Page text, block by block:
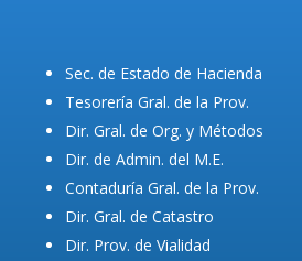
Sec. de Estado de Hacienda
Tesorería Gral. de la Prov.
Dir. Gral. de Org. y Métodos
Dir. de Admin. del M.E.
Contaduría Gral. de la Prov.
Dir. Gral. de Catastro
Dir. Prov. de Vialidad